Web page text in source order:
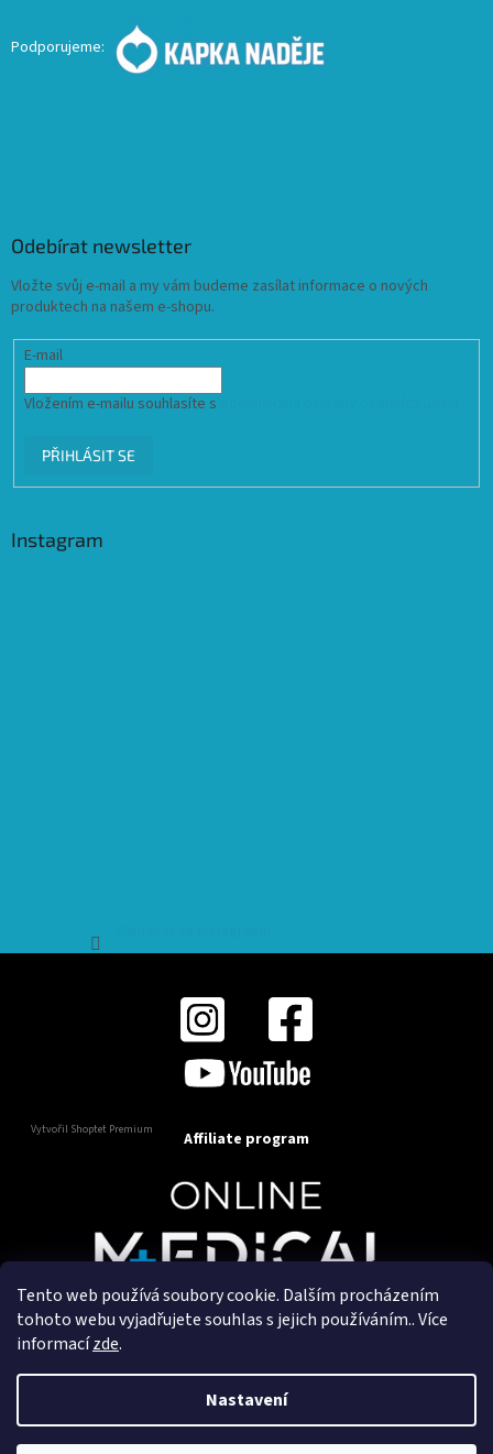
Tento web používá soubory cookie. Dalším procházením
tohoto webu vyjadřujete souhlas s jejich používáním.. Více
informacízde.
Nastavení
Podporujeme:
Odebírat newsletter
Vložte svůj e-mail a my vám budeme zasílat informace o nových
produktech na našem e-shopu.
E-mail
Vložením e-mailu souhlasíte s
PŘIHLÁSIT SE
Instagram
Vytvořil Shoptet Premium Affiliate program
Copyright 2025OnlineMedical.cz. Všechna práva
Vytvořil a marketingově zajišťuje